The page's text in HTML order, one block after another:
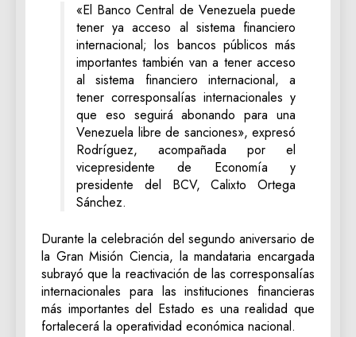
«El Banco Central de Venezuela puede
tener ya acceso al sistema financiero
internacional; los bancos públicos más
importantes también van a tener acceso
al sistema financiero internacional, a
tener corresponsalías internacionales y
que eso seguirá abonando para una
Venezuela libre de sanciones», expresó
Rodríguez, acompañada por el
vicepresidente de Economía y
presidente del BCV, Calixto Ortega
Sánchez.
Durante la celebración del segundo aniversario de
la Gran Misión Ciencia, la mandataria encargada
subrayó que la reactivación de las corresponsalías
internacionales para las instituciones financieras
más importantes del Estado es una realidad que
fortalecerá la operatividad económica nacional.